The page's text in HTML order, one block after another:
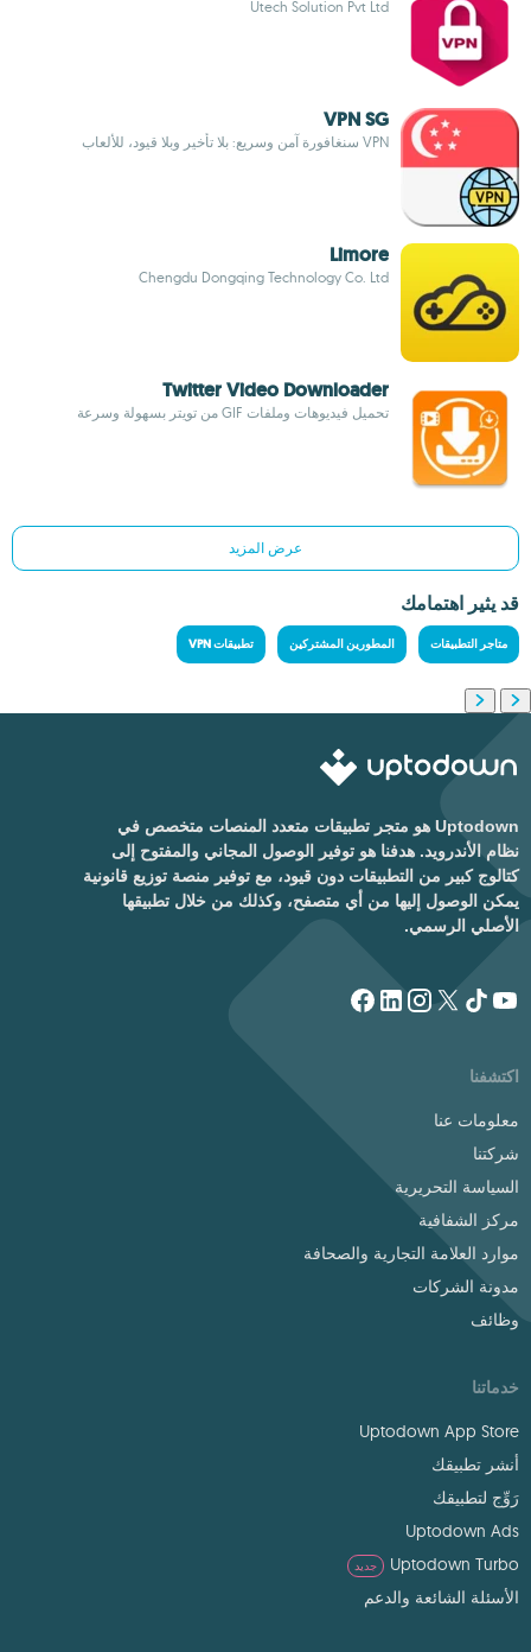
Utech Solution Pvt Ltd
VPN SG
VPN سنغافورة آمن وسريع: بلا تأخير وبلا قيود، للألعاب
Limore
Chengdu Dongqing Technology Co. Ltd
Twitter Video Downloader
تحميل فيديوهات وملفات GIF من تويتر بسهولة وسرعة
عرض المزيد
قد يثير اهتمامك
متاجر التطبيقات المطورين المشتركين تطبيقات VPN
Uptodown هو متجر تطبيقات متعدد المنصات متخصص في
نظام الأندرويد. هدفنا هو توفير الوصول المجاني والمفتوح إلى
كتالوج كبير من التطبيقات دون قيود، مع توفير منصة توزيع قانونية
يمكن الوصول إليها من أي متصفح، وكذلك من خلال تطبيقها
الأصلي الرسمي.
اكتشفنا
معلومات عنا
شركتنا
السياسة التحريرية
مركز الشفافية
موارد العلامة التجارية والصحافة
مدونة الشركات
وظائف
خدماتنا
Uptodown App Store
أنشر تطبيقك
رَوِّج لتطبيقك
Uptodown Ads
Uptodown Turbo
جديد
الأسئلة الشائعة والدعم